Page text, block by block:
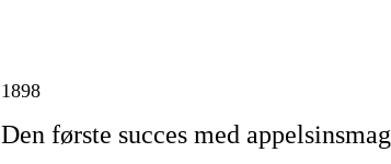
1898
Den første succes med appelsinsmag